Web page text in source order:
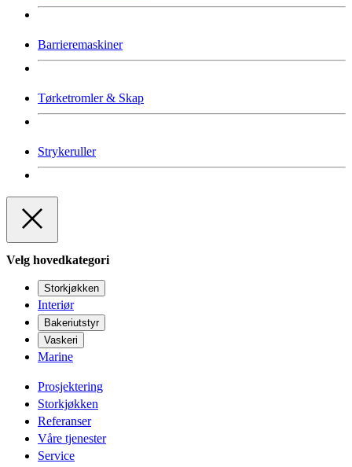
Barrieremaskiner
Tørketromler & Skap
Strykeruller
Velg hovedkategori
Storkjøkken
Interiør
Bakeriutstyr
Vaskeri
Marine
Prosjektering
Storkjøkken
Referanser
Våre tjenester
Service